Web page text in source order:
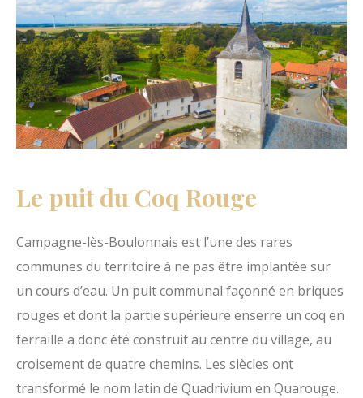
Le puit du Coq Rouge
Campagne-lès-Boulonnais est l’une des rares
communes du territoire à ne pas être implantée sur
un cours d’eau. Un puit communal façonné en briques
rouges et dont la partie supérieure enserre un coq en
ferraille a donc été construit au centre du village, au
croisement de quatre chemins. Les siècles ont
transformé le nom latin de Quadrivium en Quarouge.